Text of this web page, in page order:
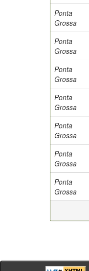
Ponta
Grossa
Ponta
Grossa
Ponta
Grossa
Ponta
Grossa
Ponta
Grossa
Ponta
Grossa
Ponta
Grossa